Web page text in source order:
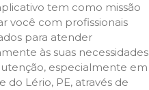
tem como missão
você com profissionais
para atender
às suas necessidades
especialmente em
do Lério, PE, através de